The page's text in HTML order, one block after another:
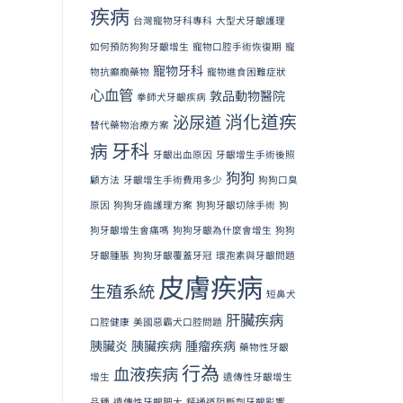
疾病 台灣寵物牙科專科 大型犬牙齦護理
如何預防狗狗牙齦增生 寵物口腔手術恢復期 寵
物抗癲癇藥物 寵物牙科 寵物進食困難症狀
心血管 拳師犬牙齦疾病 敦品動物醫院
替代藥物治療方案 泌尿道 消化道疾
病 牙科 牙齦出血原因 牙齦增生手術後照
顧方法 牙齦增生手術費用多少 狗狗 狗狗口臭
原因 狗狗牙齒護理方案 狗狗牙齦切除手術 狗
狗牙齦增生會痛嗎 狗狗牙齦為什麼會增生 狗狗
牙齦腫脹 狗狗牙齦覆蓋牙冠 環孢素與牙齦問題
生殖系統 皮膚疾病 短鼻犬
口腔健康 美國惡霸犬口腔問題 肝臟疾病
胰臟炎 胰臟疾病 腫瘤疾病 藥物性牙齦
增生 血液疾病行為 遺傳性牙齦增生